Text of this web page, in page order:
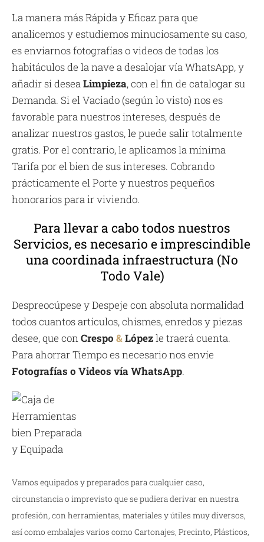
La manera más Rápida y Eficaz para que
analicemos y estudiemos minuciosamente su caso,
es enviarnos fotografías o videos de todas los
habitáculos de la nave a desalojar vía WhatsApp, y
añadir si deseaLimpieza, con el fin de catalogar su
Demanda. Si el Vaciado (según lo visto) nos es
favorable para nuestros intereses, después de
analizar nuestros gastos, le puede salir totalmente
gratis. Por el contrario, le aplicamos la mínima
Tarifa por el bien de sus intereses. Cobrando
prácticamente el Porte y nuestros pequeños
honorarios para ir viviendo.
Para llevar a cabo todos nuestros
Servicios, es necesario e imprescindible
una coordinada infraestructura (No
Todo Vale)
Despreocúpese y Despeje con absoluta normalidad
todos cuantos artículos, chismes, enredos y piezas
desee, que conCrespo &Lópezle traerá cuenta.
Para ahorrar Tiempo es necesario nos envíe
Fotografías o Videos vía WhatsApp.
Vamos equipados y preparados para cualquier caso,
circunstancia o imprevisto que se pudiera derivar en nuestra
profesión, con herramientas, materiales y útiles muy diversos,
así como embalajes varios como Cartonajes, Precinto, Plásticos,